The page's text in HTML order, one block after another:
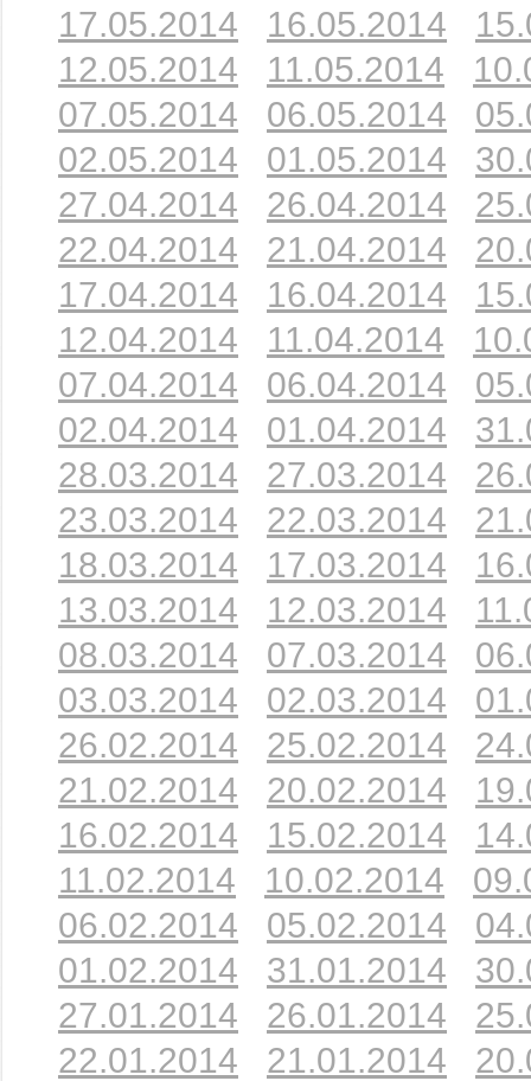
17.05.2014
16.05.2014
12.05.2014
11.05.2014
07.05.2014
06.05.2014
02.05.2014
01.05.2014
27.04.2014
26.04.2014
22.04.2014
21.04.2014
17.04.2014
16.04.2014
12.04.2014
11.04.2014
07.04.2014
06.04.2014
02.04.2014
01.04.2014
28.03.2014
27.03.2014
23.03.2014
22.03.2014
18.03.2014
17.03.2014
13.03.2014
12.03.2014
08.03.2014
07.03.2014
03.03.2014
02.03.2014
26.02.2014
25.02.2014
21.02.2014
20.02.2014
16.02.2014
15.02.2014
11.02.2014
10.02.2014
06.02.2014
05.02.2014
01.02.2014
31.01.2014
27.01.2014
26.01.2014
22.01.2014
21.01.2014